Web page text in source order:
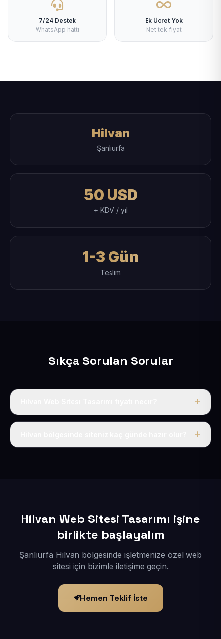
7/24 Destek
WhatsApp hattı
Ek Ücret Yok
Net tek fiyat
Hilvan
Şanlıurfa
50 USD
+ KDV / yıl
1-3 Gün
Teslim
Sıkça Sorulan Sorular
Tek fiyat uygulanır: yıllık 50 USD + KDV. Bu bedele alan
Hilvan Web Sitesi Tasarımı işine
birlikte başlayalım
Şanlıurfa Hilvan bölgesinde işletmenize özel web
sitesi için bizimle iletişime geçin.
Hemen Teklif İste